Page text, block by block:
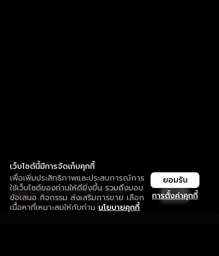
เว็บไซต์นี้มีการจัดเก็บคุกกี้
เพื่อเพิ่มประสิทธิภาพและประสบการณ์การ
ใช้เว็บไซต์ของท่านให้ดียิ่งขึ้น รวมถึงมอบ
ข้อเสนอ กิจกรรม ส่งเสริมการขาย เลือก
เนื้อหาที่เหมาะสมให้กับท่าน นโยบายคุกกี้
การตั้งค่าคุกกี้
ยอมรับ
ใช้งานแอป ลื่นไหลกว่า ไม่มีสะดุด
ดาวน์โหลดแอปเพื่อการรับชมที่ดีกว่า เปิด